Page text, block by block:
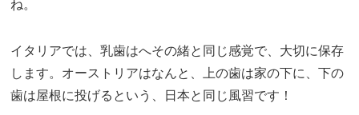
ね。
イタリアでは、乳歯はへその緒と同じ感覚で、大切に保存
します。オーストリアはなんと、上の歯は家の下に、下の
歯は屋根に投げるという、日本と同じ風習です！